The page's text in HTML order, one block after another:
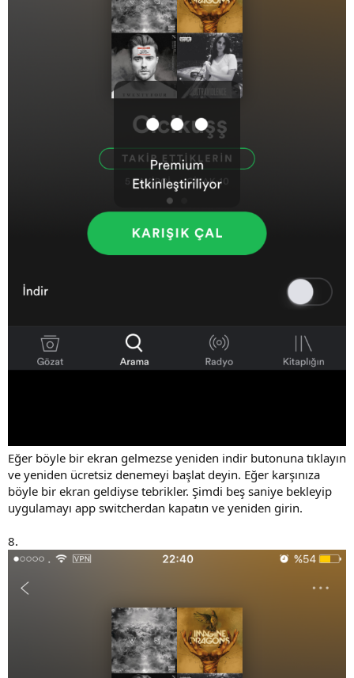
Eğer böyle bir ekran gelmezse yeniden indir butonuna tıklayın
ve yeniden ücretsiz denemeyi başlat deyin. Eğer karşınıza
böyle bir ekran geldiyse tebrikler. Şimdi beş saniye bekleyip
uygulamayı app switcherdan kapatın ve yeniden girin.
8.